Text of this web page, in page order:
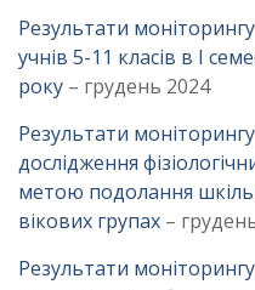
Результати
учнів 5-11 класів в І
року – грудень 2024
Результати
дослідження
метою подолання
вікових групах –
Результати